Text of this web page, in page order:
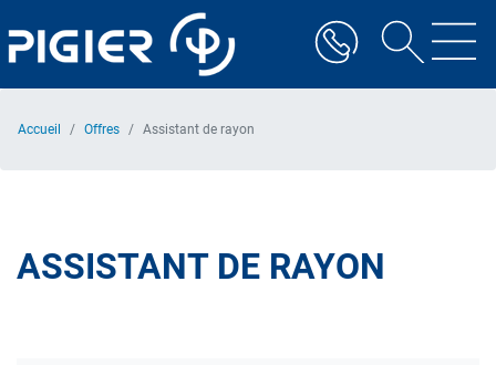
au
contenu
Accueil Offres Assistant de rayon
ASSISTANT DE RAYON